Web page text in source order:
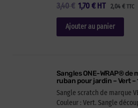
3,40€
Le
prix
initial
était :
3,40 €.
1,70 €
Le
prix
actuel
est :
1,70 €.
2,04 €TTC
HT
Ajouter au panier
Sangles ONE-WRAP® de
ruban pour jardin – Vert –
Sangle scratch de marque
Couleur : Vert. Sangle